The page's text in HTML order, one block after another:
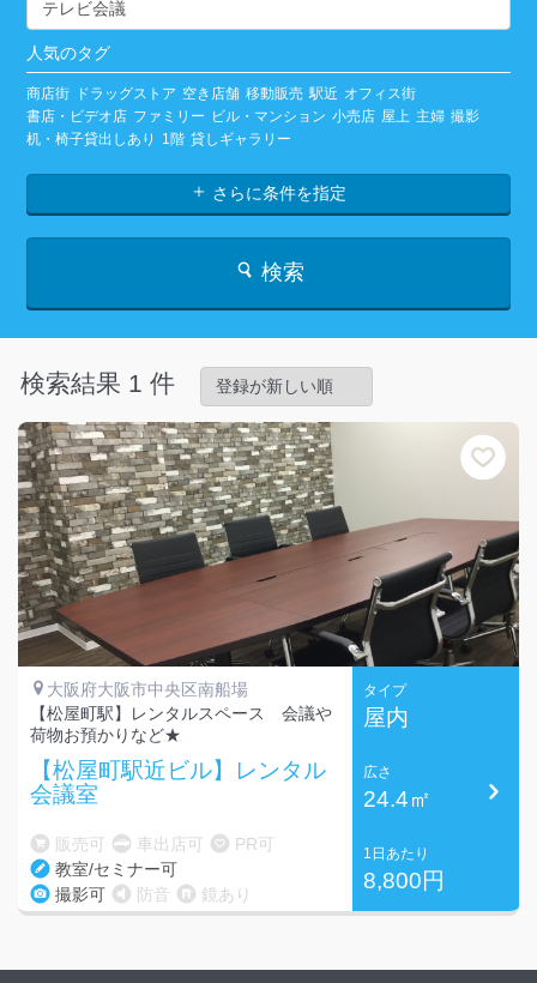
人気のタグ
商店街 ドラッグストア 空き店舗 移動販売 駅近 オフィス街
書店・ビデオ店 ファミリー ビル・マンション 小売店 屋上 主婦 撮影
机・椅子貸出しあり
1階 貸しギャラリー
さらに条件を指定
検索
検索結果 1 件
大阪府大阪市中央区南船場
【松屋町駅】レンタルスペース 会議や
荷物お預かりなど★
【松屋町駅近ビル】レンタル
会議室
販売可 車出店可
PR可
教室/セミナー可
撮影可
防音 鏡あり
タイプ
屋内
広さ
24.4㎡
1日あたり
8,800円